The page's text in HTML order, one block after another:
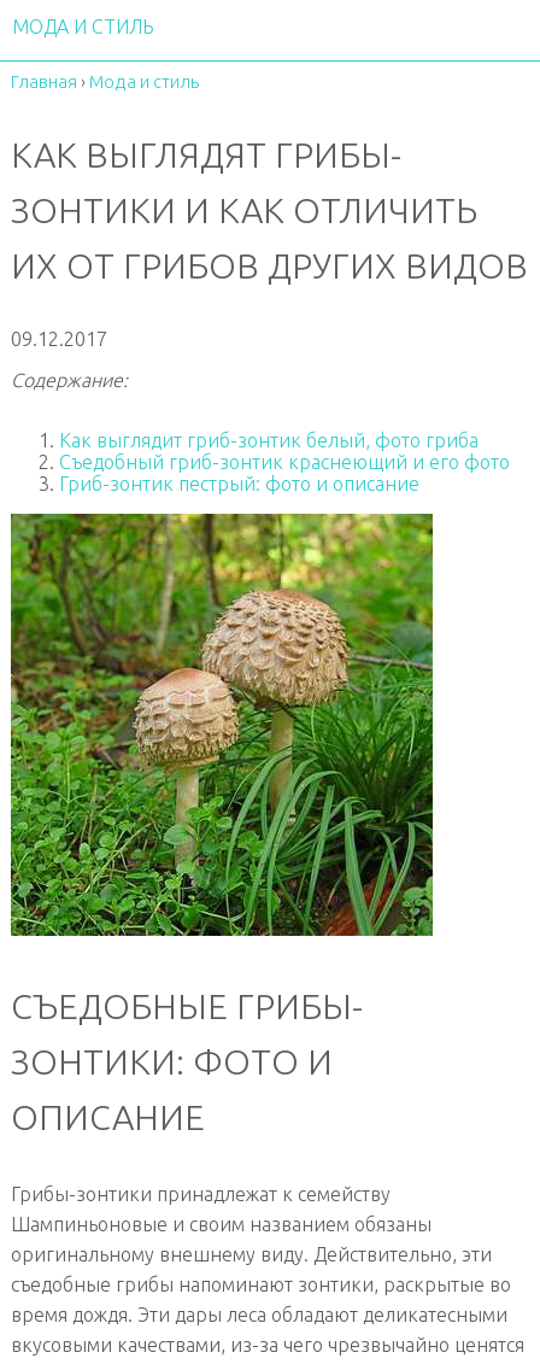
МОДА И СТИЛЬ
Главная › Мода и стиль
КАК ВЫГЛЯДЯТ ГРИБЫ-
ЗОНТИКИ И КАК ОТЛИЧИТЬ
ИХ ОТ ГРИБОВ ДРУГИХ ВИДОВ
09.12.2017
Содержание:
Как выглядит гриб-зонтик белый, фото гриба
Съедобный гриб-зонтик краснеющий и его фото
Гриб-зонтик пестрый: фото и описание
СЪЕДОБНЫЕ ГРИБЫ-
ЗОНТИКИ: ФОТО И
ОПИСАНИЕ
Грибы-зонтики принадлежат к семейству
Шампиньоновые и своим названием обязаны
оригинальному внешнему виду. Действительно, эти
съедобные грибы напоминают зонтики, раскрытые во
время дождя. Эти дары леса обладают деликатесными
вкусовыми качествами, из-за чего чрезвычайно ценятся